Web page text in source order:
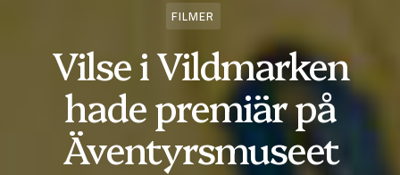
FILMER
Vilse i Vildmarken
hade premiär på
Äventyrsmuseet